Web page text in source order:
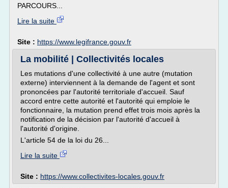
PARCOURS...
Lire la suite
Site : https://www.legifrance.gouv.fr
La mobilité | Collectivités locales
Les mutations d'une collectivité à une autre (mutation
externe) interviennent à la demande de l'agent et sont
prononcées par l'autorité territoriale d'accueil. Sauf
accord entre cette autorité et l'autorité qui emploie le
fonctionnaire, la mutation prend effet trois mois après la
notification de la décision par l'autorité d'accueil à
l'autorité d'origine.
L'article 54 de la loi du 26...
Lire la suite
Site : https://www.collectivites-locales.gouv.fr